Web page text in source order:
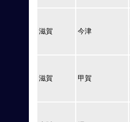
滋賀 今津
滋賀 甲賀